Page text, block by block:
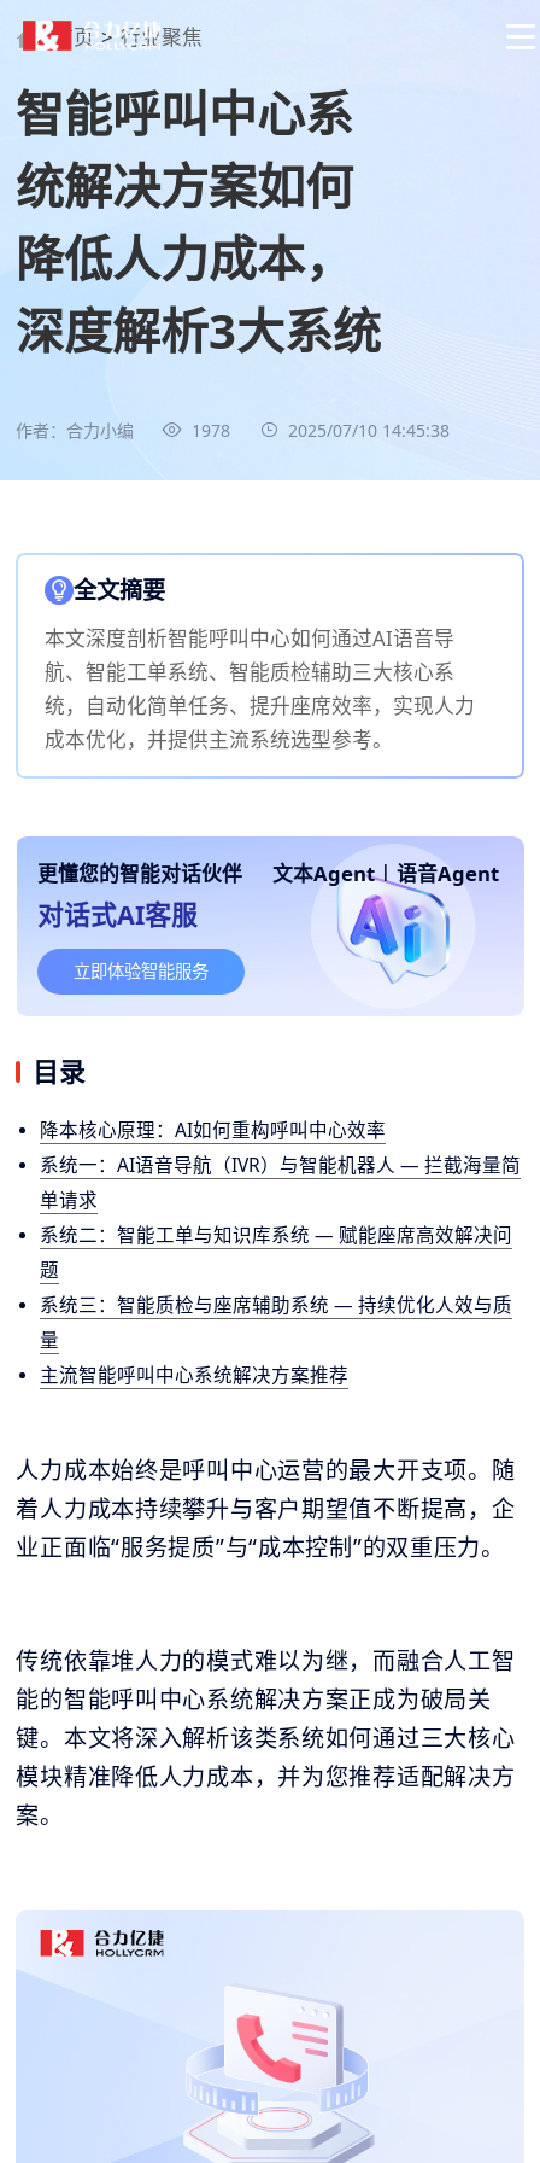
首页 > 行业聚焦
智能呼叫中心系
统解决方案如何
降低人力成本，
深度解析3大系统
作者：合力小编 1978 2025/07/10 14:45:38
全文摘要
本文深度剖析智能呼叫中心如何通过AI语音导
航、智能工单系统、智能质检辅助三大核心系
统，自动化简单任务、提升座席效率，实现人力
成本优化，并提供主流系统选型参考。
更懂您的智能对话伙伴 文本Agent | 语音Agent
对话式AI客服
立即体验智能服务
目录
降本核心原理：AI如何重构呼叫中心效率
系统一：AI语音导航（IVR）与智能机器人 — 拦截海量简
单请求
系统二：智能工单与知识库系统 — 赋能座席高效解决问
题
系统三：智能质检与座席辅助系统 — 持续优化人效与质
量
主流智能呼叫中心系统解决方案推荐
人力成本始终是呼叫中心运营的最大开支项。随
着人力成本持续攀升与客户期望值不断提高，企
业正面临“服务提质”与“成本控制”的双重压力。
传统依靠堆人力的模式难以为继，而融合人工智
能的智能呼叫中心系统解决方案正成为破局关
键。本文将深入解析该类系统如何通过三大核心
模块精准降低人力成本，并为您推荐适配解决方
案。